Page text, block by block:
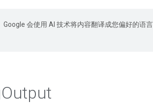
Google 会使用 AI 技术将内容翻译成您偏好的语
Output